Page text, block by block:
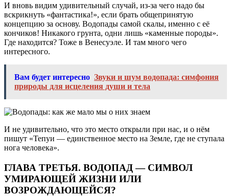
И вновь видим удивительный случай, из-за чего надо бы
вскрикнуть «фантастика!», если брать общепринятую
концепцию за основу. Водопады самой скалы, именно с её
кончиков! Никакого грунта, одни лишь «каменные породы».
Где находится? Тоже в Венесуэле. И там много чего
интересного.
Вам будет интересно Звуки и шум водопада: симфония
природы для исцеления души и тела
И не удивительно, что это место открыли при нас, и о нём
пишут «Тепуи — единственное место на Земле, где не ступала
нога человека».
ГЛАВА ТРЕТЬЯ. ВОДОПАД — СИМВОЛ
УМИРАЮЩЕЙ ЖИЗНИ ИЛИ
ВОЗРОЖДАЮЩЕЙСЯ?